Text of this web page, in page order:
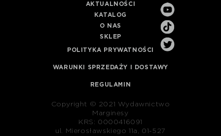
AKTUALNOŚCI
KATALOG
O NAS
SKLEP
POLITYKA PRYWATNOŚCI
WARUNKI SPRZEDAŻY I DOSTAWY
REGULAMIN
Copyright © 2021 Wydawnictwo
Marginesy
KRS: 0000416091
ul. Mierosławskiego 11a, 01-527